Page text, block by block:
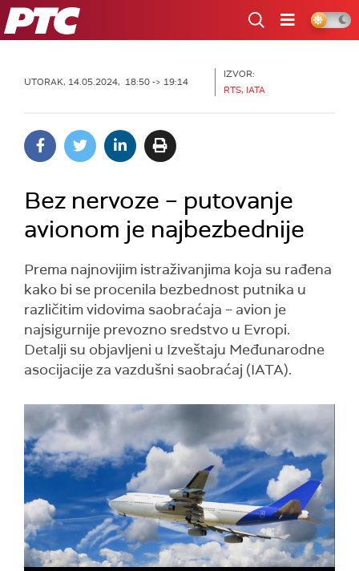
RTS
UTORAK, 14.05.2024, 18:50 -> 19:14
IZVOR:
RTS, IATA
Bez nervoze – putovanje
avionom je najbezbednije
Prema najnovijim istraživanjima koja su rađena
kako bi se procenila bezbednost putnika u
različitim vidovima saobraćaja – avion je
najsigurnije prevozno sredstvo u Evropi.
Detalji su objavljeni u Izveštaju Međunarodne
asocijacije za vazdušni saobraćaj (IATA).